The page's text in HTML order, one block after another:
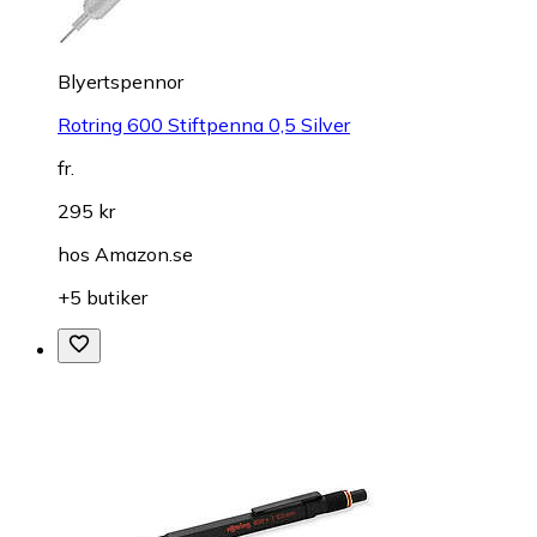
Blyertspennor
Rotring 600 Stiftpenna 0,5 Silver
fr.
295 kr
hos Amazon.se
+5 butiker